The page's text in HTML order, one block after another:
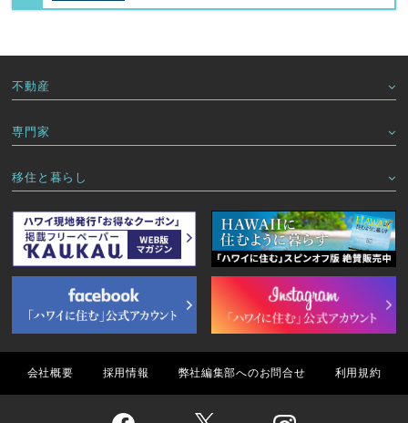
不動産
専門家
移住と暮らし
会社概要 採用情報 弊社編集部へのお問合せ 利用規約